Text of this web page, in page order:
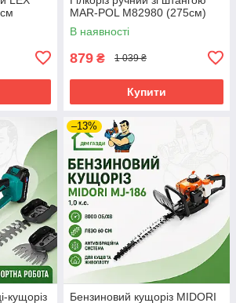
MAR-POL M82980 (275см)
В наявності
879 ₴ 1 039 ₴
Купити
кущоріз
–13%
Бензиновий кущоріз MIDORI